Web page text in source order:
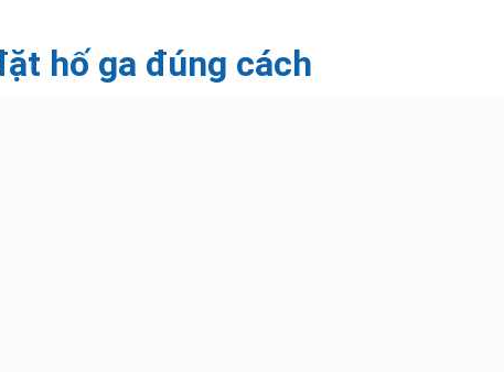
hố ga đúng cách